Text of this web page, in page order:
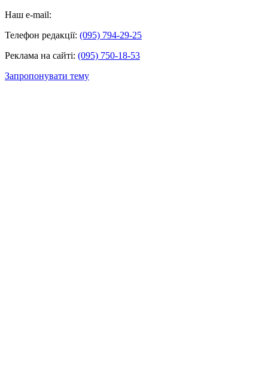
Наш e-mail:
Телефон редакції: (095) 794-29-25
Реклама на сайті: (095) 750-18-53
Запропонувати тему